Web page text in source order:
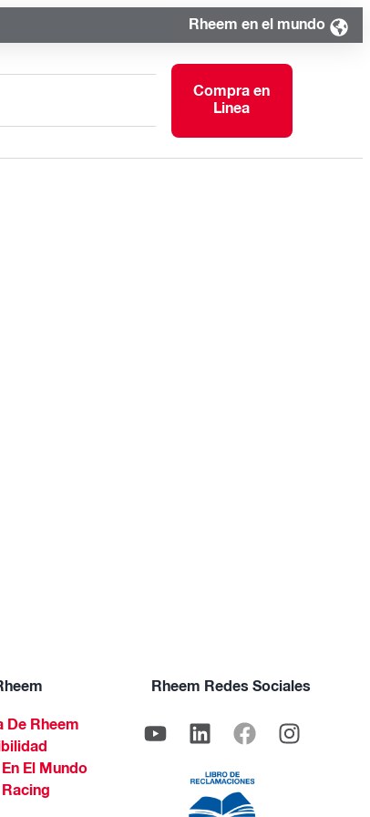
Rheem en el mundo
Compra en
Linea
De Rheem
El Mundo
Rheem Redes Sociales